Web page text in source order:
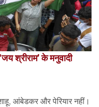
श्रीराम’ के मनुवादी
आंबेडकर और पेरियार नहीं।